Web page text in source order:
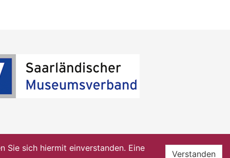
Sie sich hiermit einverstanden. Eine
Verstanden